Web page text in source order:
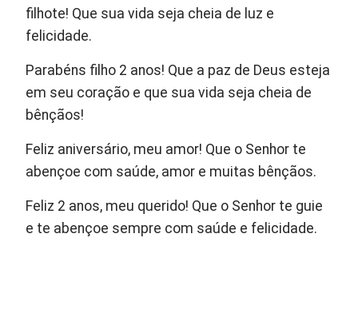
filhote! Que sua vida seja cheia de luz e
felicidade.
Parabéns filho 2 anos! Que a paz de Deus esteja
em seu coração e que sua vida seja cheia de
bênçãos!
Feliz aniversário, meu amor! Que o Senhor te
abençoe com saúde, amor e muitas bênçãos.
Feliz 2 anos, meu querido! Que o Senhor te guie
e te abençoe sempre com saúde e felicidade.